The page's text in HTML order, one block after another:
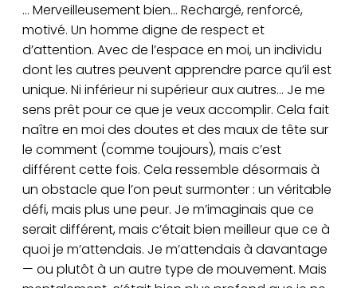
… Merveilleusement bien… Rechargé, renforcé,
motivé. Un homme digne de respect et
d’attention. Avec de l’espace en moi, un individu
dont les autres peuvent apprendre parce qu’il est
unique. Ni inférieur ni supérieur aux autres… Je me
sens prêt pour ce que je veux accomplir. Cela fait
naître en moi des doutes et des maux de tête sur
le comment (comme toujours), mais c’est
différent cette fois. Cela ressemble désormais à
un obstacle que l’on peut surmonter : un véritable
défi, mais plus une peur. Je m’imaginais que ce
serait différent, mais c’était bien meilleur que ce à
quoi je m’attendais. Je m’attendais à davantage
— ou plutôt à un autre type de mouvement. Mais